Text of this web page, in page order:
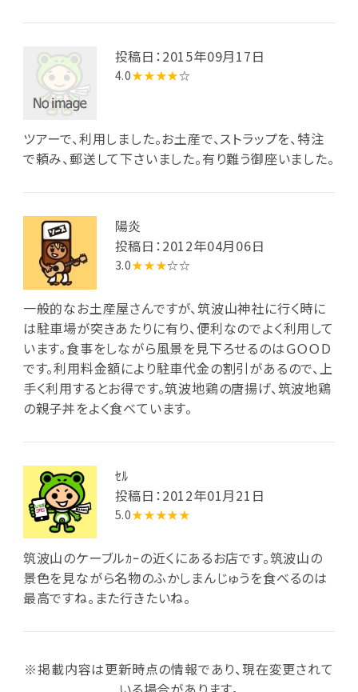
投稿日：2015年09月17日
4.0★★★★☆
ツアーで、利用しました。お土産で、ストラップを、特注
で頼み、郵送して下さいました。有り難う御座いました。
陽炎
投稿日：2012年04月06日
3.0★★★☆☆
一般的なお土産屋さんですが、筑波山神社に行く時に
は駐車場が突きあたりに有り、便利なのでよく利用して
います。食事をしながら風景を見下ろせるのはＧＯＯＤ
です。利用料金額により駐車代金の割引があるので、上
手く利用するとお得です。筑波地鶏の唐揚げ、筑波地鶏
の親子丼をよく食べています。
ｾﾙ
投稿日：2012年01月21日
5.0★★★★★
筑波山のケーブルｶｰの近くにあるお店です。筑波山の
景色を見ながら名物のふかしまんじゅうを食べるのは
最高ですね。また行きたいね。
※掲載内容は更新時点の情報であり、現在変更されて